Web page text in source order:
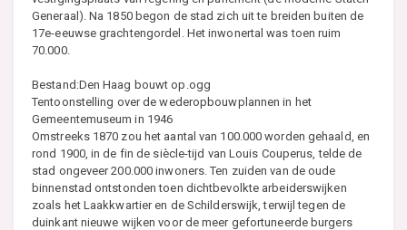
Generaal). Na 1850 begon de stad zich uit te breiden buiten de
17e-eeuwse grachtengordel. Het inwonertal was toen ruim
70.000.
Bestand:Den Haag bouwt op.ogg
Tentoonstelling over de wederopbouwplannen in het
Gemeentemuseum in 1946
Omstreeks 1870 zou het aantal van 100.000 worden gehaald, en
rond 1900, in de fin de siècle-tijd van Louis Couperus, telde de
stad ongeveer 200.000 inwoners. Ten zuiden van de oude
binnenstad ontstonden toen dichtbevolkte arbeiderswijken
zoals het Laakkwartier en de Schilderswijk, terwijl tegen de
duinkant nieuwe wijken voor de meer gefortuneerde burgers